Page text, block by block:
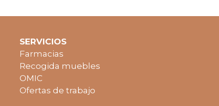
SERVICIOS
Farmacias
Recogida muebles
OMIC
Ofertas de trabajo